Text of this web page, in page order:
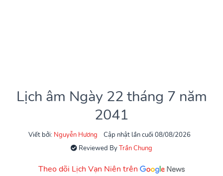
Lịch âm Ngày 22 tháng 7 năm
2041
Viết bởi: Nguyễn Hương
Cập nhật lần cuối 08/08/2026
Reviewed ByTrần Chung
Theo dõi Lịch Vạn Niên trên